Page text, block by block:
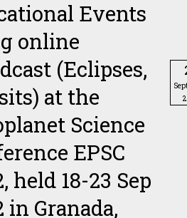
Events
online
(Eclipses,
at the
Science
EPSC
held 18-23 Sep
in Granada,